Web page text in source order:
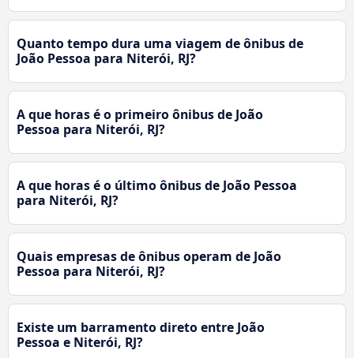
Quanto tempo dura uma viagem de ônibus de
João Pessoa para Niterói, RJ?
A que horas é o primeiro ônibus de João
Pessoa para Niterói, RJ?
A que horas é o último ônibus de João Pessoa
para Niterói, RJ?
Quais empresas de ônibus operam de João
Pessoa para Niterói, RJ?
Existe um barramento direto entre João
Pessoa e Niterói, RJ?